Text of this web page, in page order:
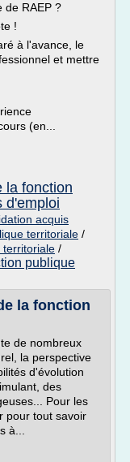
de RAEP ?
!
à l'avance, le
et mettre
(en...
la fonction
d'emploi
acquis
territoriale /
territoriale /
publique
la fonction
de nombreux
la perspective
d'évolution
des
Pour les
pour tout savoir
à...